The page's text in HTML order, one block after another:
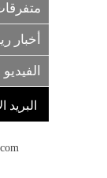
أخبار
الفيديو
البريد